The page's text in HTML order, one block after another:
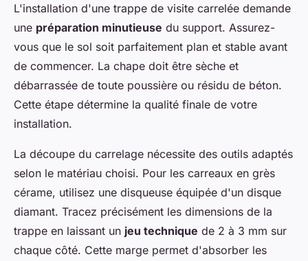
L'installation d'une trappe de visite carrelée demande
une préparation minutieuse du support. Assurez-
vous que le sol soit parfaitement plan et stable avant
de commencer. La chape doit être sèche et
débarrassée de toute poussière ou résidu de béton.
Cette étape détermine la qualité finale de votre
installation.
La découpe du carrelage nécessite des outils adaptés
selon le matériau choisi. Pour les carreaux en grès
cérame, utilisez une disqueuse équipée d'un disque
diamant. Tracez précisément les dimensions de la
trappe en laissant un jeu technique de 2 à 3 mm sur
chaque côté. Cette marge permet d'absorber les